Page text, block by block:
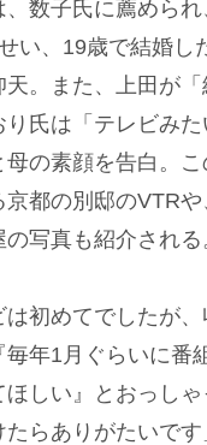
数子氏に薦めら
い、19歳で結婚し
。また、上田が
氏は「テレビみ
の素顔を告白。
都の別邸のVTR
写真も紹介される
初めてでしたが
年1月ぐらいに番
しい』とおっし
らありがたいで